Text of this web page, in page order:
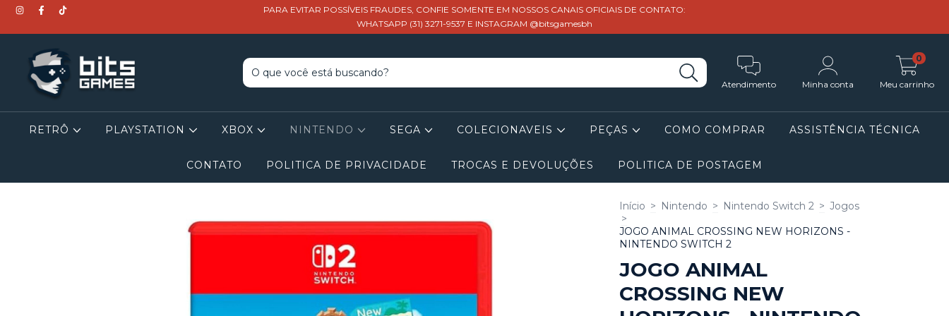
PARA EVITAR POSSÍVEIS FRAUDES, CONFIE SOMENTE EM NOSSOS CANAIS OFICIAIS DE CONTATO:
WHATSAPP (31) 3271-9537 E INSTAGRAM @bitsgamesbh
Atendimento Minha conta Meu carrinho
0
RETRÔ PLAYSTATION XBOX NINTENDO SEGA COLECIONAVEIS PEÇAS COMO COMPRAR ASSISTÊNCIA TÉCNICA
CONTATO POLITICA DE PRIVACIDADE TROCAS E DEVOLUÇÕES POLITICA DE POSTAGEM
Início > Nintendo > Nintendo Switch 2 > Jogos
>
JOGO ANIMAL CROSSING NEW HORIZONS -
NINTENDO SWITCH 2
JOGO ANIMAL
CROSSING NEW